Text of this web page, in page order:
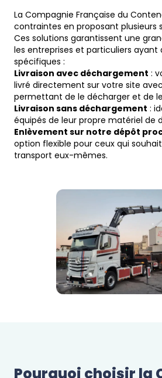
La Compagnie Française du
contraintes en proposant plusieurs
Ces solutions garantissent une
les entreprises et particuliers ayant
spécifiques :
Livraison avec déchargement :
livré directement sur votre site
permettant de le décharger et de
Livraison sans déchargement :
équipés de leur propre matériel de
Enlèvement sur notre dépôt
option flexible pour ceux qui
transport eux-mêmes.
Pourquoi choisir la